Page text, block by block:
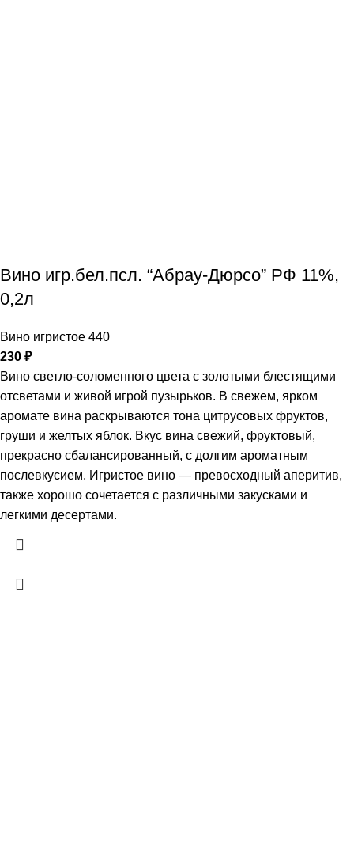
Вино игр.бел.псл. “Абрау-Дюрсо” РФ 11%,
0,2л
Вино игристое 440
230 ₽
Вино светло-соломенного цвета с золотыми блестящими
отсветами и живой игрой пузырьков. В свежем, ярком
аромате вина раскрываются тона цитрусовых фруктов,
груши и желтых яблок. Вкус вина свежий, фруктовый,
прекрасно сбалансированный, с долгим ароматным
послевкусием. Игристое вино — превосходный аперитив,
также хорошо сочетается с различными закусками и
легкими десертами.